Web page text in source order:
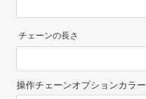
チェーンの長さ
操作チェーンオプションカラー